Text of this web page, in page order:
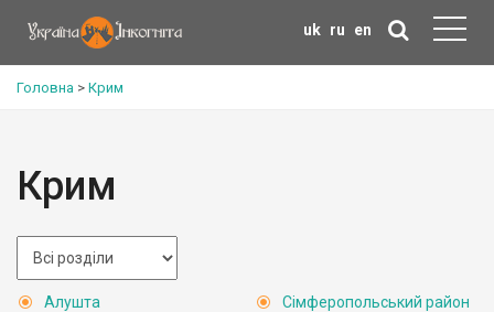
uk ru en
Головна > Крим
Крим
Алушта
Сімферопольський район